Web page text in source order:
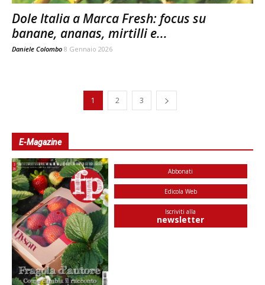
Dole Italia a Marca Fresh: focus su
banane, ananas, mirtilli e...
Daniele Colombo 8 Gennaio 2026
1 2 3
E-Magazine
Abbonati
Edicola Web
Iscriviti alla
newsletter